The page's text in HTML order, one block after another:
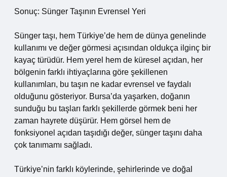
Sonuç: Sünger Taşının Evrensel Yeri
Sünger taşı, hem Türkiye’de hem de dünya genelinde
kullanımı ve değer görmesi açısından oldukça ilginç bir
kayaç türüdür. Hem yerel hem de küresel açıdan, her
bölgenin farklı ihtiyaçlarına göre şekillenen
kullanımları, bu taşın ne kadar evrensel ve faydalı
olduğunu gösteriyor. Bursa’da yaşarken, doğanın
sunduğu bu taşları farklı şekillerde görmek beni her
zaman hayrete düşürür. Hem görsel hem de
fonksiyonel açıdan taşıdığı değer, sünger taşını daha
çok tanımamı sağladı.
Türkiye’nin farklı köylerinde, şehirlerinde ve doğal